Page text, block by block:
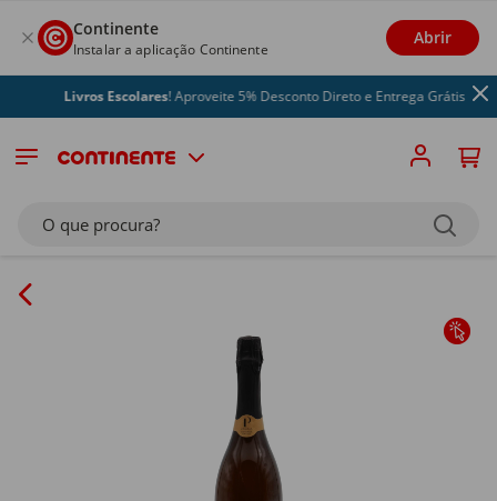
Continente
Instalar a aplicação Continente
Abrir
Livros Escolares! Aproveite 5% Desconto Direto e Entrega Grátis
O que procura?